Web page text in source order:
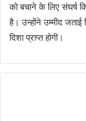
को बचाने के लिए संघर्ष
है। उन्होंने उम्मीद
दिशा प्राप्त होगी।